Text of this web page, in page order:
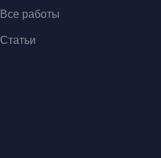
Все работы
Статьи